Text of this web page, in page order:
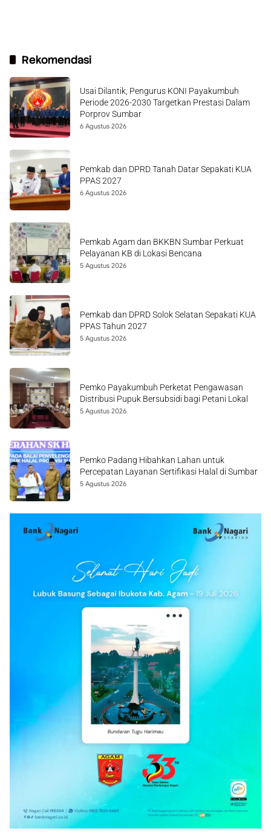
Rekomendasi
Usai Dilantik, Pengurus KONI Payakumbuh
Periode 2026-2030 Targetkan Prestasi Dalam
Porprov Sumbar
6 Agustus 2026
Pemkab dan DPRD Tanah Datar Sepakati KUA
PPAS 2027
6 Agustus 2026
Pemkab Agam dan BKKBN Sumbar Perkuat
Pelayanan KB di Lokasi Bencana
5 Agustus 2026
Pemkab dan DPRD Solok Selatan Sepakati KUA
PPAS Tahun 2027
5 Agustus 2026
Pemko Payakumbuh Perketat Pengawasan
Distribusi Pupuk Bersubsidi bagi Petani Lokal
5 Agustus 2026
Pemko Padang Hibahkan Lahan untuk
Percepatan Layanan Sertifikasi Halal di Sumbar
5 Agustus 2026